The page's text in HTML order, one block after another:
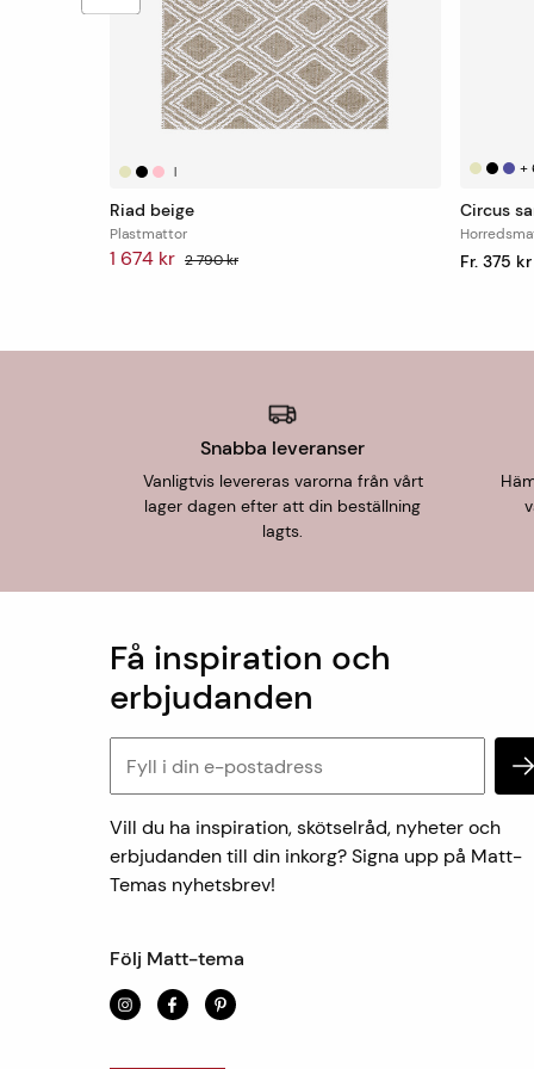
|
Riad beige
Plastmattor
1 674 kr 2 790 kr
+
Circus
Fr. 375 kr
Snabba leveranser
Vanligtvis levereras varorna från vårt
lager dagen efter att din beställning
lagts.
Få inspiration och
erbjudanden
Vill du ha inspiration, skötselråd, nyheter och
erbjudanden till din inkorg? Signa upp på Matt-
Temas nyhetsbrev!
Följ Matt-tema